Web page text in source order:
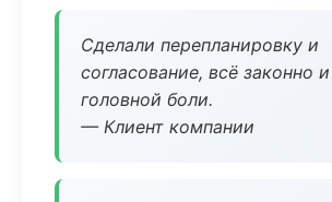
Сделали перепланировку и
согласование, всё законно
головной боли.
— Клиент компании